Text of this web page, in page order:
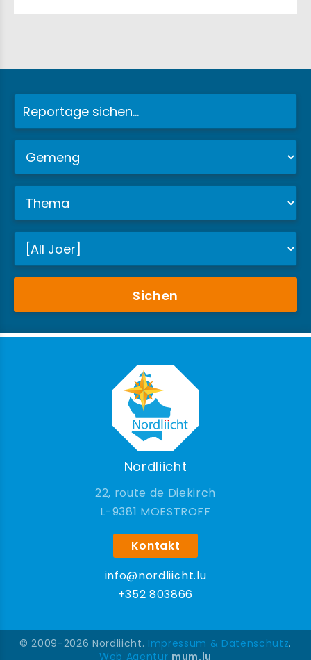
Sichen
Nordliicht
22, route de Diekirch
9381 MOESTROFF
Kontakt
info@nordliicht.lu
+352 803866
© 2009-2026 Nordliicht. Impressum & Datenschutz.
Web Agentur mum.lu